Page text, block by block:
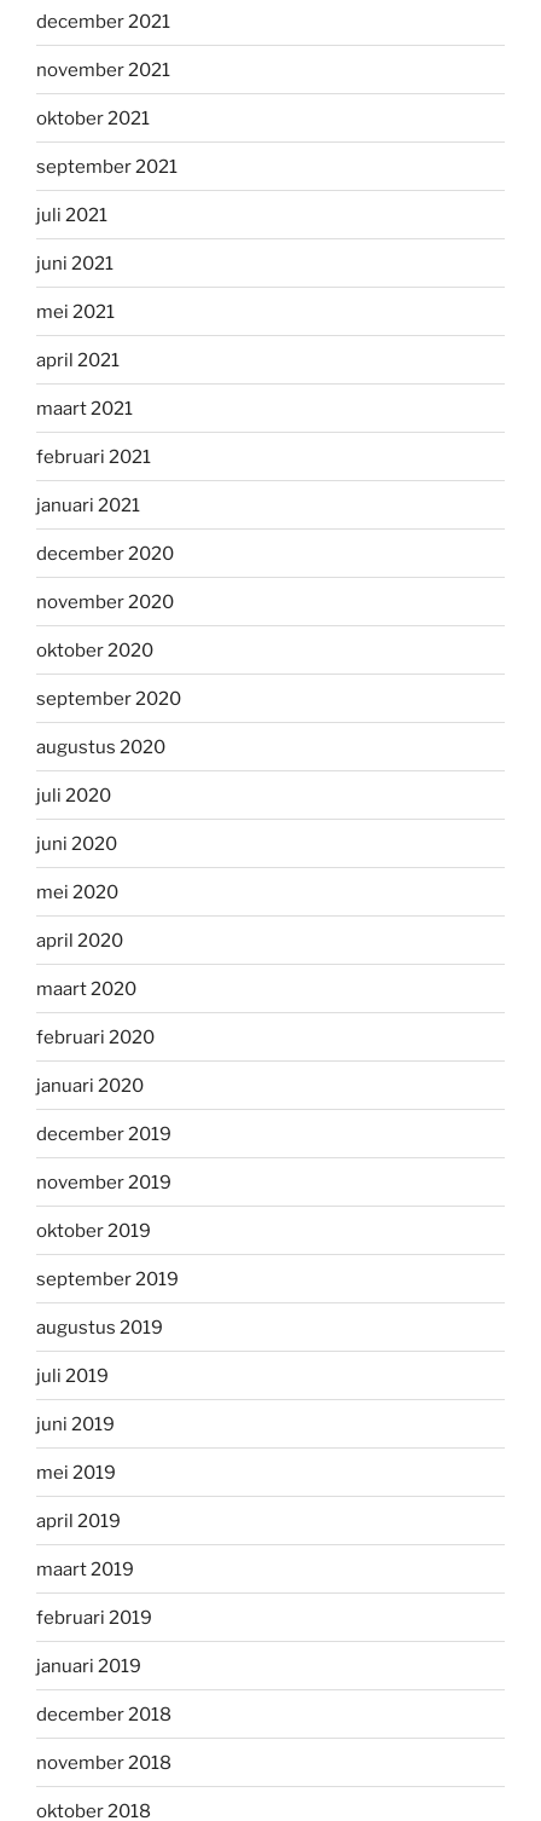
december 2021
november 2021
oktober 2021
september 2021
juli 2021
juni 2021
mei 2021
april 2021
maart 2021
februari 2021
januari 2021
december 2020
november 2020
oktober 2020
september 2020
augustus 2020
juli 2020
juni 2020
mei 2020
april 2020
maart 2020
februari 2020
januari 2020
december 2019
november 2019
oktober 2019
september 2019
augustus 2019
juli 2019
juni 2019
mei 2019
april 2019
maart 2019
februari 2019
januari 2019
december 2018
november 2018
oktober 2018